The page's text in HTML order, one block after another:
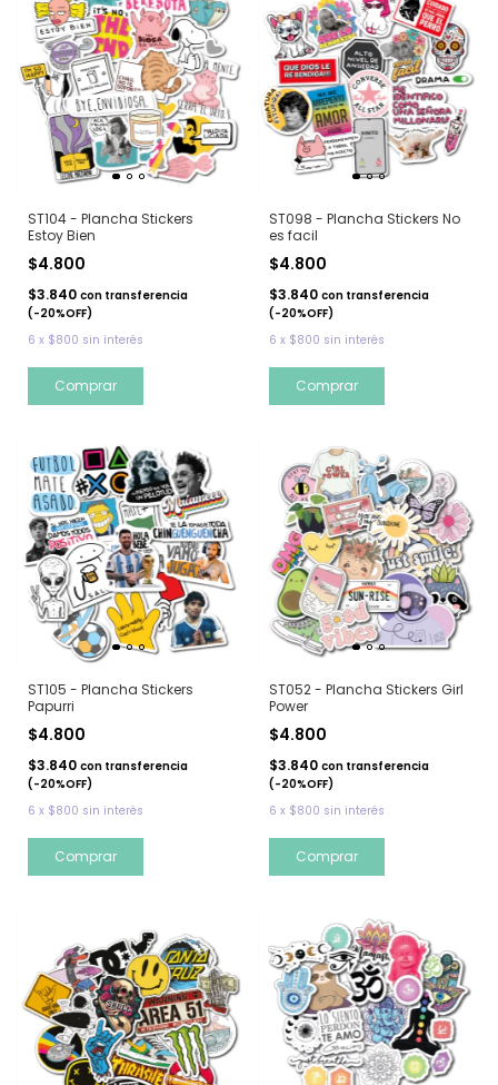
ST104 - Plancha Stickers
Estoy Bien
$4.800
$3.840 con transferencia
(-20%OFF)
6 x $800 sin interés
ST098 - Plancha Stickers No
es facil
$4.800
$3.840 con transferencia
(-20%OFF)
6 x $800 sin interés
ST105 - Plancha Stickers
Papurri
$4.800
$3.840 con transferencia
(-20%OFF)
6 x $800 sin interés
ST052 - Plancha Stickers Girl
Power
$4.800
$3.840 con transferencia
(-20%OFF)
6 x $800 sin interés